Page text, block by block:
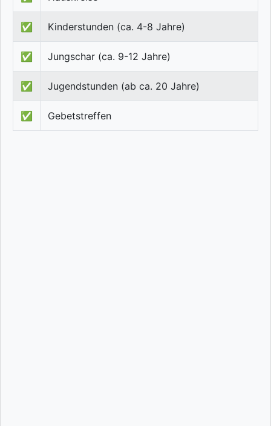
✅ Kinderstunden (ca. 4-8 Jahre)
✅ Jungschar (ca. 9-12 Jahre)
✅ Jugendstunden (ab ca. 20 Jahre)
✅ Gebetstreffen